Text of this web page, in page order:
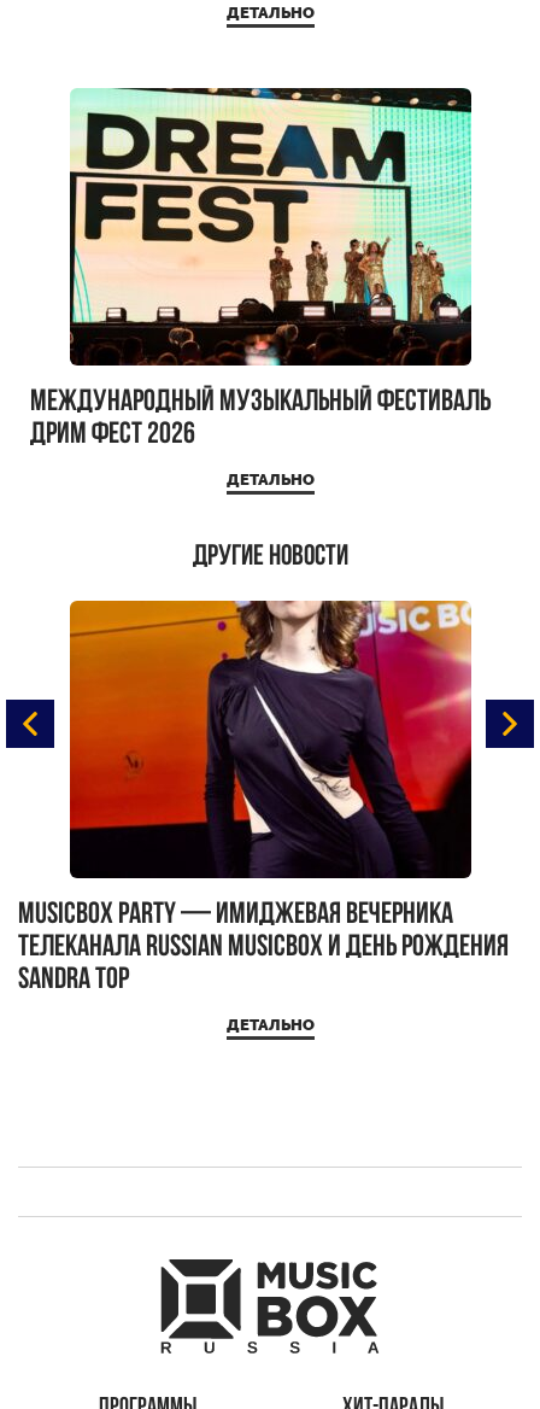
ДЕТАЛЬНО
Международный музыкальный фестиваль
ДРИМ ФЕСТ 2026
ДЕТАЛЬНО
Другие новости
MUSICBOX PARTY — имиджевая вечерника
телеканала RUSSIAN MUSICBOX и день рождения
Sandra Top
ДЕТАЛЬНО